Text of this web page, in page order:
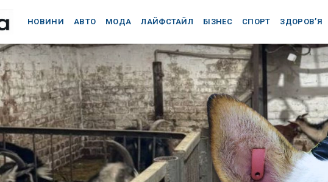
НОВИНИ АВТО МОДА ЛАЙФСТАЙЛ БІЗНЕС СПОРТ ЗДОРОВ’Я